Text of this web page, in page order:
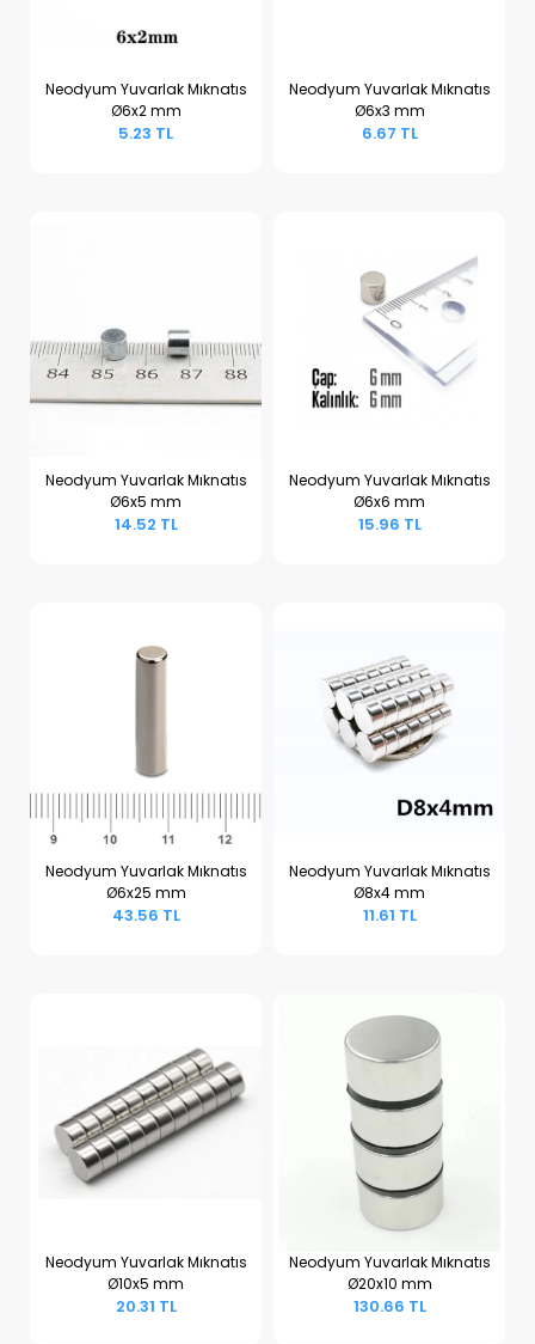
Sepete Ekle
Neodyum Yuvarlak Mıknatıs
Ø6x2 mm
5.23 TL
Sepete Ekle
Neodyum Yuvarlak Mıknatıs
Ø6x3 mm
6.67 TL
Sepete Ekle
Neodyum Yuvarlak Mıknatıs
Ø6x5 mm
14.52 TL
Sepete Ekle
Neodyum Yuvarlak Mıknatıs
Ø6x6 mm
15.96 TL
Sepete Ekle
Neodyum Yuvarlak Mıknatıs
Ø6x25 mm
43.56 TL
Sepete Ekle
Neodyum Yuvarlak Mıknatıs
Ø8x4 mm
11.61 TL
Sepete Ekle
Neodyum Yuvarlak Mıknatıs
Ø10x5 mm
20.31 TL
Sepete Ekle
Neodyum Yuvarlak Mıknatıs
Ø20x10 mm
130.66 TL